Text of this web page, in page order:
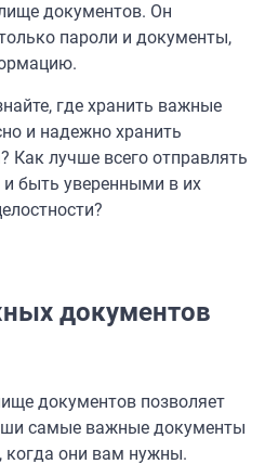
документов. Он
пароли и документы,
где хранить важные
и надежно хранить
Как лучше всего отправлять
быть уверенными в их
документов
документов позволяет
самые важные документы
когда они вам нужны.